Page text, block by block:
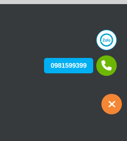
0981599399